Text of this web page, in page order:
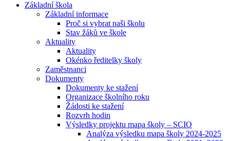
Základní škola
Základní informace
Proč si vybrat naši školu
Stav žáků ve škole
Aktuality
Aktuality
Okénko ředitelky školy
Zaměstnanci
Dokumenty
Dokumenty ke stažení
Organizace školního roku
Žádosti ke stažení
Rozvrh hodin
Výsledky projektu mapa školy – SCIO
Analýza výsledku mapa školy 2024-2025